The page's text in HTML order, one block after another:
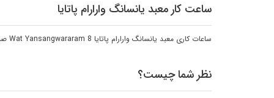
ساعت کار معبد یانسانگ وارارام پاتایا
ساعات کاری معبد یانسانگ وارارام پاتایا Wat Yansangwararam 8 صبح تا 5 بعد از ظهر می باشد.
نظر شما چیست؟